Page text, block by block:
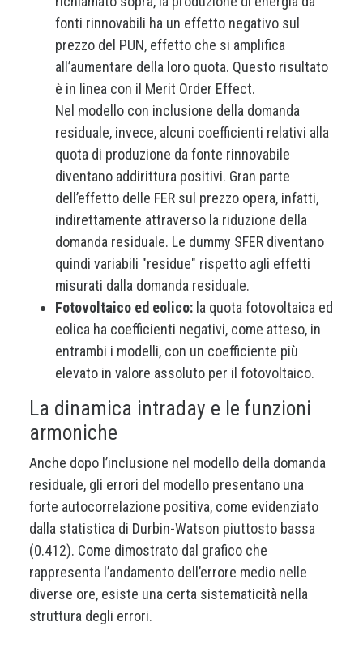
fonti rinnovabili ha un effetto negativo sul
prezzo del PUN, effetto che si amplifica
all’aumentare della loro quota. Questo risultato
è in linea con il Merit Order Effect.
Nel modello con inclusione della domanda
residuale, invece, alcuni coefficienti relativi alla
quota di produzione da fonte rinnovabile
diventano addirittura positivi. Gran parte
dell’effetto delle FER sul prezzo opera, infatti,
indirettamente attraverso la riduzione della
domanda residuale. Le dummy SFER diventano
quindi variabili "residue" rispetto agli effetti
misurati dalla domanda residuale.
Fotovoltaico ed eolico: la quota fotovoltaica ed
eolica ha coefficienti negativi, come atteso, in
entrambi i modelli, con un coefficiente più
elevato in valore assoluto per il fotovoltaico.
La dinamica intraday e le funzioni
armoniche
Anche dopo l’inclusione nel modello della domanda
residuale, gli errori del modello presentano una
forte autocorrelazione positiva, come evidenziato
dalla statistica di Durbin-Watson piuttosto bassa
(0.412). Come dimostrato dal grafico che
rappresenta l’andamento dell’errore medio nelle
diverse ore, esiste una certa sistematicità nella
struttura degli errori.